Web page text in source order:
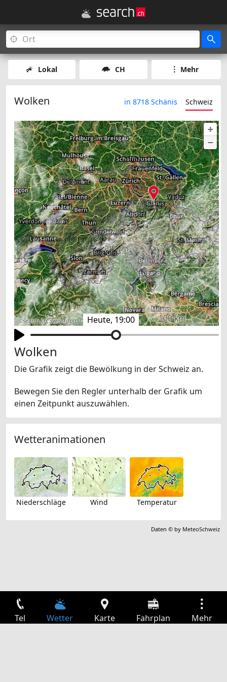
Lokal CH Mehr
Wolken in 8718 Schänis Schweiz
Heute, 19:00
+
−
©search.ch,swisstopo,OpenStreetMap,others 100 km
Wolken
Die Grafik zeigt die Bewölkung in der Schweiz an.
Bewegen Sie den Regler unterhalb der Grafik um
einen Zeitpunkt auszuwählen.
Wetteranimationen
Niederschläge Wind Temperatur
Daten © by MeteoSchweiz
Tel Wetter Karte Fahrplan Mehr